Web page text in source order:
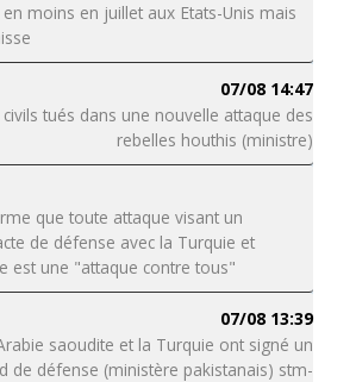
moins en juillet aux Etats-Unis mais
07/08 14:47
tués dans une nouvelle attaque des
rebelles houthis (ministre)
que toute attaque visant un
de défense avec la Turquie et
est une "attaque contre tous"
07/08 13:39
saoudite et la Turquie ont signé un
de défense (ministère pakistanais) stm-